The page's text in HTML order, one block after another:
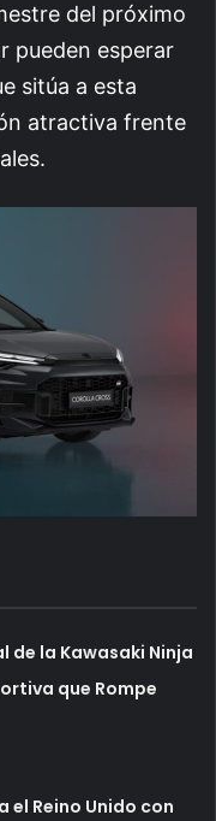
del próximo
pueden esperar
sitúa a esta
atractiva frente
de la Kawasaki Ninja
que Rompe
el Reino Unido con